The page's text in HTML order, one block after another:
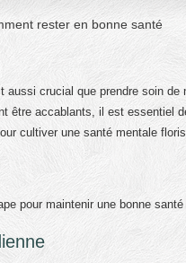
rester en bonne santé
aussi crucial que prendre soin
être accablants, il est essentiel
cultiver une santé mentale
pour maintenir une bonne